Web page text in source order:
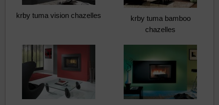
krby tuma vision chazelles
krby tuma bamboo
chazelles